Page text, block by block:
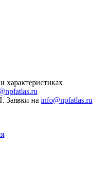
характеристиках
Заявки на info@npfatlas.ru